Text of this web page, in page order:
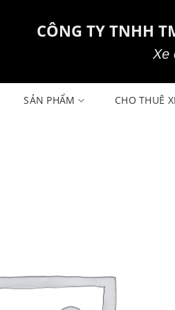
CÔNG TY TNHH
Xe
SẢN PHẨM CHO THUÊ